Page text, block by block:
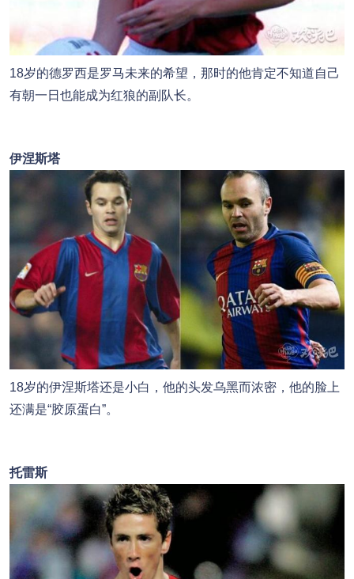
18岁的德罗西是罗马未来的希望，那时的他肯定不知道自己
有朝一日也能成为红狼的副队长。
伊涅斯塔
18岁的伊涅斯塔还是小白，他的头发乌黑而浓密，他的脸上
还满是“胶原蛋白”。
托雷斯